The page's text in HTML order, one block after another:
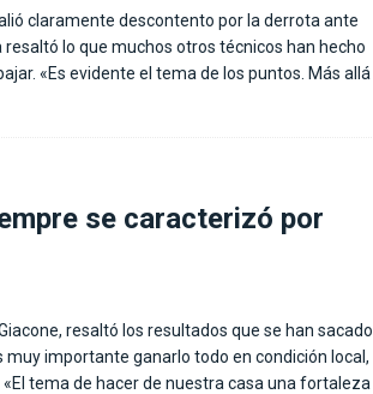
claramente descontento por la derrota ante
lo que muchos otros técnicos han hecho
«Es evidente el tema de los puntos. Más allá
se caracterizó por
resaltó los resultados que se han sacado
importante ganarlo todo en condición local,
tema de hacer de nuestra casa una fortaleza